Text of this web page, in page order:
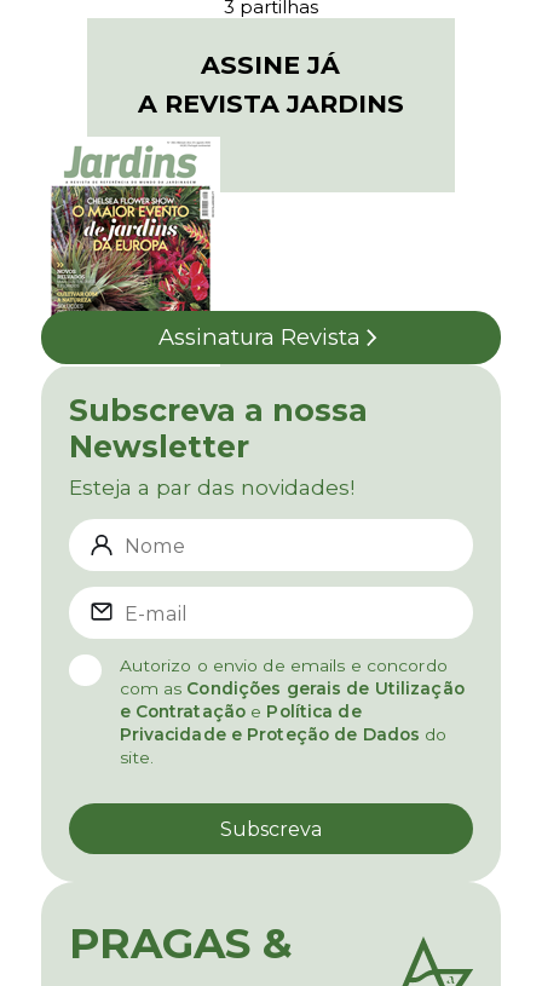
3 partilhas
ASSINE JÁ
A REVISTA JARDINS
Assinatura Revista
Subscreva a nossa
Newsletter
Esteja a par das novidades!
Autorizo o envio de emails e concordo
com as Condições gerais de Utilização
e Contratação e Política de
Privacidade e Proteção de Dados do
site.
PRAGAS &